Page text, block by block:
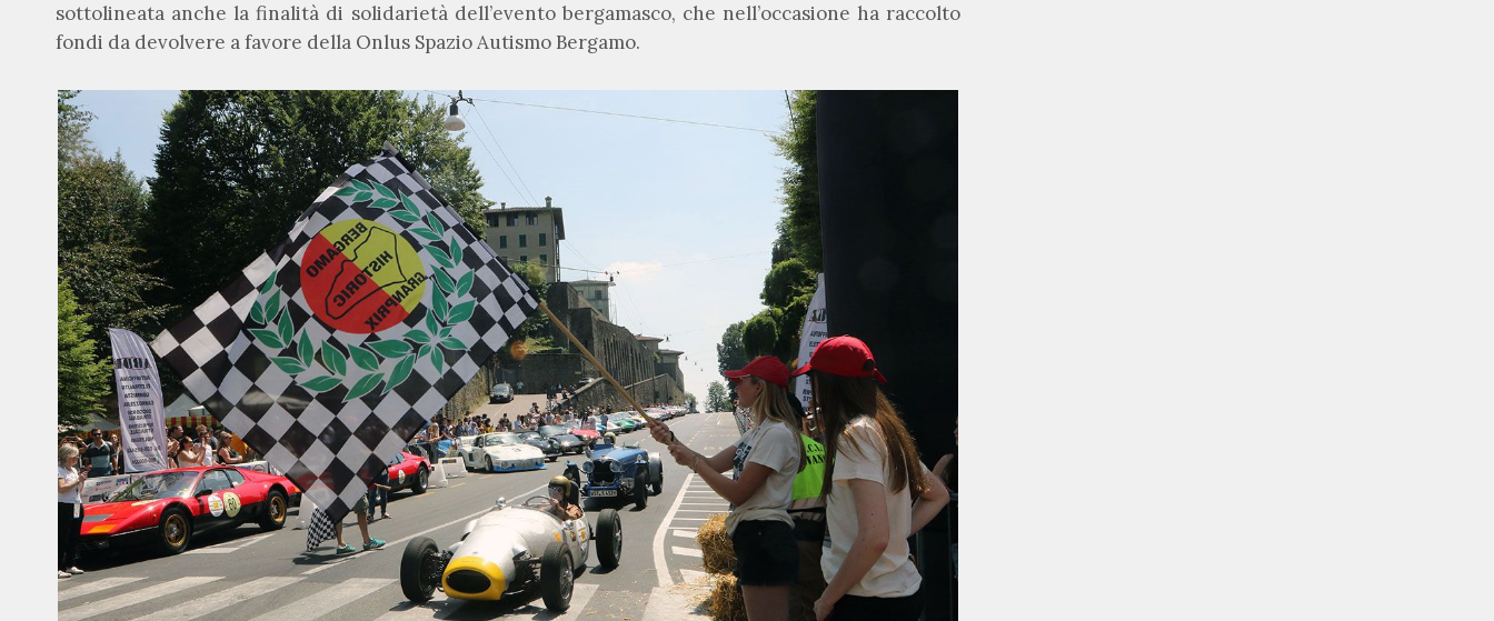
sottolineata anche la finalità di solidarietà dell’evento bergamasco, che nell’occasione ha raccolto
fondi da devolvere a favore della Onlus Spazio Autismo Bergamo.